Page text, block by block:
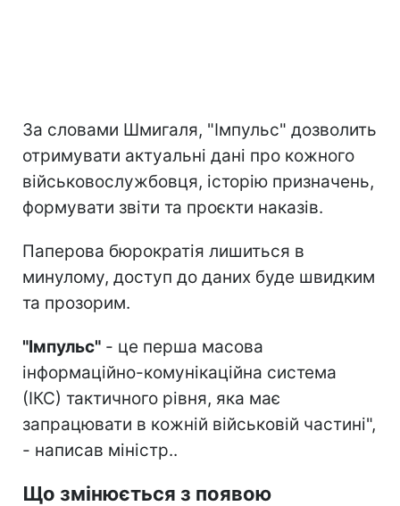
За словами Шмигаля, "Імпульс" дозволить
отримувати актуальні дані про кожного
військовослужбовця, історію призначень,
формувати звіти та проєкти наказів.
Паперова бюрократія лишиться в
минулому, доступ до даних буде швидким
та прозорим.
"Імпульс" - це перша масова
інформаційно-комунікаційна система
(ІКС) тактичного рівня, яка має
запрацювати в кожній військовій частині",
- написав міністр..
Що змінюється з появою